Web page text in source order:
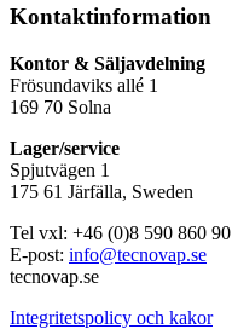
Kontaktinformation
Kontor & Säljavdelning
Frösundaviks allé 1
169 70 Solna
Lager/service
Spjutvägen 1
175 61 Järfälla, Sweden
Tel vxl: +46 (0)8 590 860 90
E-post: info@tecnovap.se
tecnovap.se
Integritetspolicy och kakor